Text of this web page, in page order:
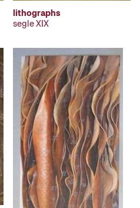
lithographs
segle XIX